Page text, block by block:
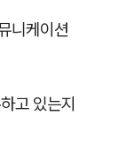
니케이션
고 있는지